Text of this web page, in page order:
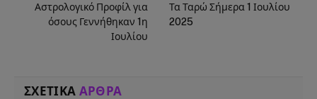
Αστρολογικό Προφίλ για
όσους Γεννήθηκαν 1η
Ιουλίου
Τα Ταρώ Σήμερα 1 Ιουλίου
2025
ΣΧΕΤΙΚΑ ΑΡΘΡΑ